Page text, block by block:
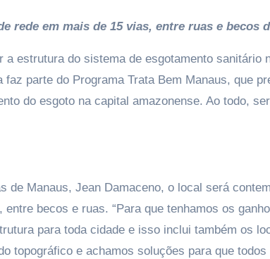
rede em mais de 15 vias, entre ruas e becos
estrutura do sistema de esgotamento sanitário
parte do Programa Trata Bem Manaus, que
do esgoto na capital amazonense. Ao todo,
de Manaus, Jean Damaceno, o local será
becos e ruas. “Para que tenhamos os
para toda cidade e isso inclui também os
topográfico e achamos soluções para que todos